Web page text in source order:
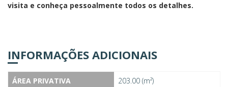
visita e conheça pessoalmente todos os detalhes.
INFORMAÇÕES ADICIONAIS
ÁREA PRIVATIVA
203.00 (m²)